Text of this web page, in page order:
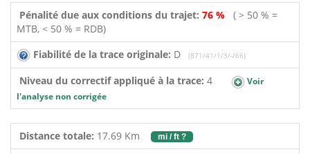
Pénalité due aux conditions du trajet: 76 % ( > 50 % =
MTB, < 50 % = RDB)
Fiabilité de la trace originale: D (871/41/1/3/-/66)
Niveau du correctif appliqué à la trace: 4
Voir
l'analyse non corrigée
Distance totale: 17.69 Km mi / ft ?